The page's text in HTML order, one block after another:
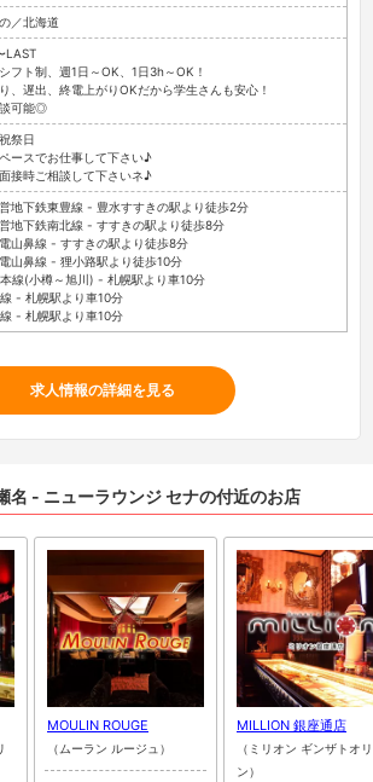
／北海道
LAST
フト制、週1日～OK、1日3h～OK！
、遅出、終電上がりOKだから学生さんも安心！
可能◎
祭日
ースでお仕事して下さい♪
接時ご相談して下さいネ♪
地下鉄東豊線 - 豊水すすきの駅より徒歩2分
地下鉄南北線 - すすきの駅より徒歩8分
山鼻線 - すすきの駅より徒歩8分
山鼻線 - 狸小路駅より徒歩10分
線(小樽～旭川) - 札幌駅より車10分
- 札幌駅より車10分
- 札幌駅より車10分
求人情報の詳細を見る
名 - ニューラウンジ セナの付近のお店
MOULIN ROUGE
（ムーラン ルージュ）
MILLION 銀座通店
（ミリオン ギンザトオ
ン）